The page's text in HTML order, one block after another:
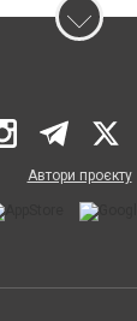
Автори проєкту